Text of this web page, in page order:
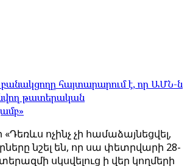
հայտարարում է, որ ԱՄՆ-ն
թատերական
«Դեռևս ոչինչ չի համաձայնեցվել,
նշել են, որ սա փետրվարի 28-
սկսվելուց ի վեր կողմերի